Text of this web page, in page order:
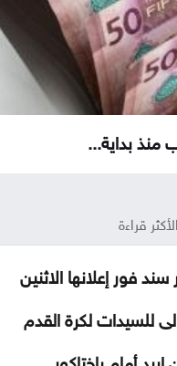
الأكثر قراءة
للسيدات لكرة القدم